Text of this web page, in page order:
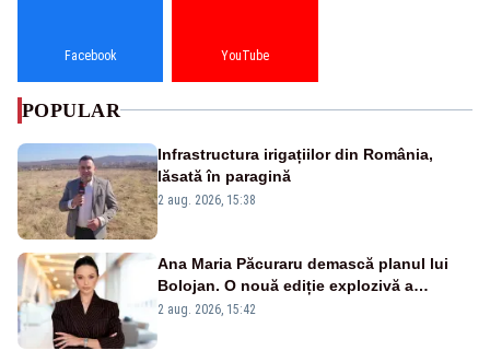
Facebook YouTube
POPULAR
Infrastructura irigațiilor din România,
lăsată în paragină
2 aug. 2026, 15:38
Ana Maria Păcuraru demască planul lui
Bolojan. O nouă ediție explozivă a
emisiunii „Miza Zilei” la Realitatea PLUS
2 aug. 2026, 15:42